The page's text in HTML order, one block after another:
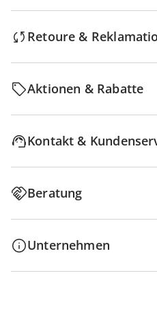
Retoure &
Aktionen & Rabatte
Kontakt &
Beratung
Unternehmen